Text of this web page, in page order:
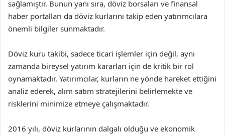
sağlamıştır. Bunun yanı sıra, döviz borsaları ve finansal
haber portalları da döviz kurlarını takip eden yatırımcılara
önemli bilgiler sunmaktadır.
Döviz kuru takibi, sadece ticari işlemler için değil, aynı
zamanda bireysel yatırım kararları için de kritik bir rol
oynamaktadır. Yatırımcılar, kurların ne yönde hareket ettiğini
analiz ederek, alım satım stratejilerini belirlemekte ve
risklerini minimize etmeye çalışmaktadır.
2016 yılı, döviz kurlarının dalgalı olduğu ve ekonomik